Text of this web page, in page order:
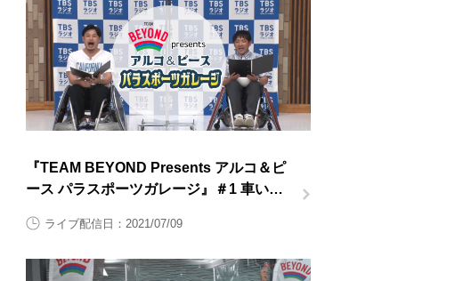
『TEAM BEYOND Presents アルコ＆ピ
ース パラスポーツガレージ』＃1 車いす
ライブ配信日：2021/07/09